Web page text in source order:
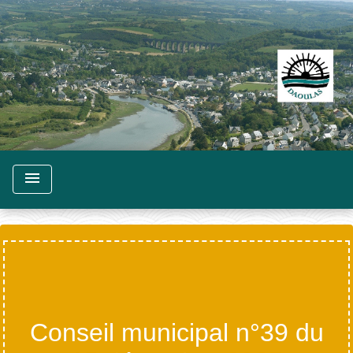
menu
Conseil municipal n°39 du